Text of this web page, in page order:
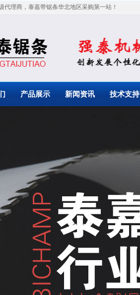
商，泰嘉带锯条华北地区采购第一站！
产品展示 新闻资讯 技术支持